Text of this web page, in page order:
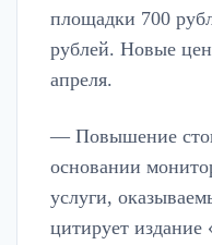
площадки 700
рублей. Новые
апреля.
— Повышение
основании
услуги,
цитирует издание